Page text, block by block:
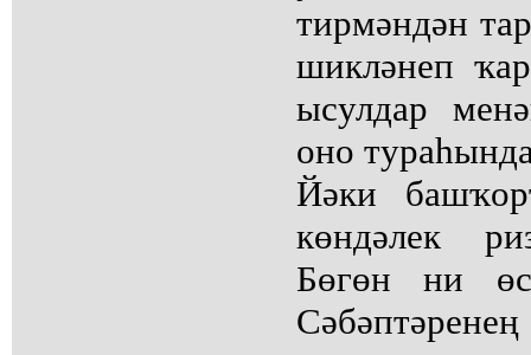
тирмәндән
шикләнеп
ысулдар
оно
Йәки
көндәлек
Бөгөн ни